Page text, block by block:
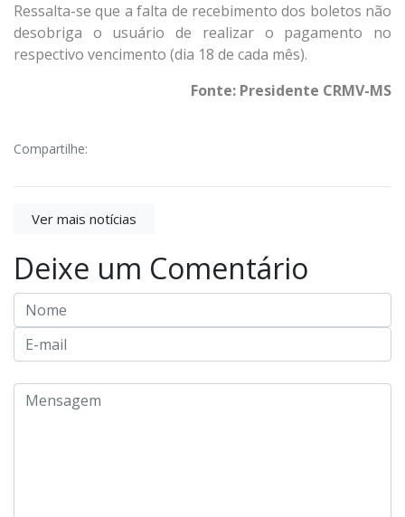
Ressalta-se que a falta de recebimento dos boletos não
desobriga o usuário de realizar o pagamento no
respectivo vencimento (dia 18 de cada mês).
Fonte: Presidente CRMV-MS
Compartilhe:
Ver mais notícias
Deixe um Comentário